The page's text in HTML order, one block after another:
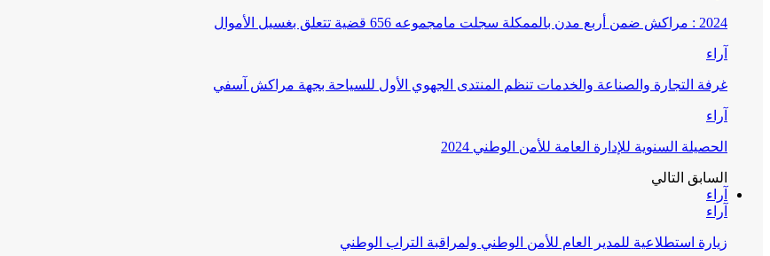
2024 : مراكش ضمن أربع مدن بالممكلة سجلت مامجموعه 656 قضية تتعلق بغسيل الأموال
آراء
غرفة التجارة والصناعة والخدمات تنظم المنتدى الجهوي الأول للسياحة بجهة مراكش آسفي
آراء
الحصيلة السنوية للإدارة العامة للأمن الوطني 2024
السابق التالي
آراء
آراء
زيارة استطلاعية للمدير العام للأمن الوطني ولمراقبة التراب الوطني